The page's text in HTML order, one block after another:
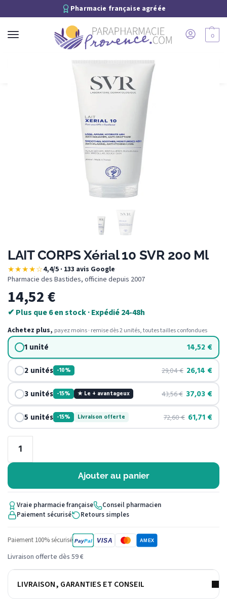
Pharmacie française agréée
0
LAIT CORPS Xérial 10 SVR 200 Ml
★★★★☆4,4/5 · 133 avis Google·
Pharmacie des Bastides, officine depuis 2007
14,52€
✔ Plus que 6 en stock · Expédié 24-48h
Achetez plus, payez moins · remise dès 2 unités, toutes tailles confondues
1 unité 14,52 €
2 unités -10% 29,04€ 26,14 €
3 unités -15% ★ Le + avantageux 43,56€ 37,03 €
5 unités -15% Livraison offerte 72,60€ 61,71 €
Ajouter au panier
Vraie pharmacie française
Conseil pharmacien
Paiement sécurisé
Retours simples
Paiement 100% sécurisé PayPal VISA AMEX
Livraison offerte dès 59 €
LIVRAISON, GARANTIES ET CONSEIL